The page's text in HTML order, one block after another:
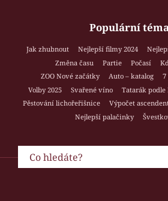
Populární
Jak zhubnout Nejlepší filmy 2024
Změna času
Partie Počasí
ZOO Nové začátky
Auto – katalog
7
Volby 2025
Svařené víno Tatarák podle
Pěstování lichořeřišnice
Výpočet
Nejlepší palačinky